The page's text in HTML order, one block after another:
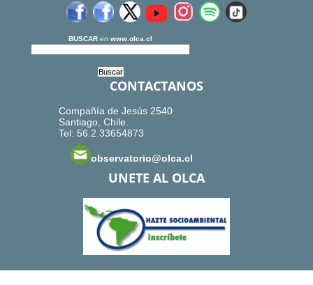
BUSCAR en www.olca.cl
CONTACTANOS
Compañía de Jesús 2540
Santiago, Chile.
Tel: 56.2.33654873
observatorio@olca.cl
UNETE AL OLCA